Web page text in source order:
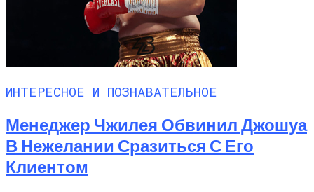
ИНТЕРЕСНОЕ И ПОЗНАВАТЕЛЬНОЕ
Менеджер Чжилея Обвинил Джошуа
В Нежелании Сразиться С Его
Клиентом